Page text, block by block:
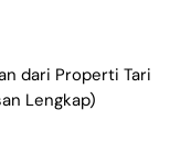
dari Properti Tari
Lengkap)